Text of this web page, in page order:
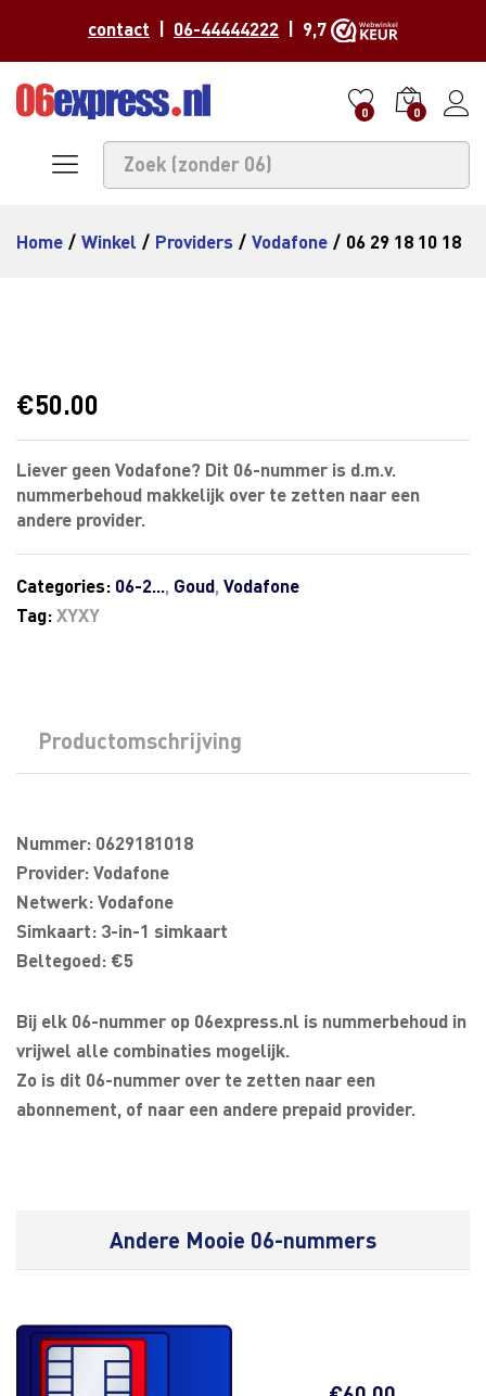
contact 06-44444222 | 9,7
0 0
Home / Winkel / Providers / Vodafone / 06 29 18 10 18
€50.00
Liever geen Vodafone? Dit 06-nummer is d.m.v.
nummerbehoud makkelijk over te zetten naar een
andere provider.
Categories: 06-2..., Goud, Vodafone
Tag:XYXY
Productomschrijving
Nummer: 0629181018
Provider: Vodafone
Netwerk: Vodafone
Simkaart: 3-in-1 simkaart
Beltegoed: €5
Bij elk 06-nummer op 06express.nl is nummerbehoud in
vrijwel alle combinaties mogelijk.
Zo is dit 06-nummer over te zetten naar een
abonnement, of naar een andere prepaid provider.
Andere Mooie 06-nummers